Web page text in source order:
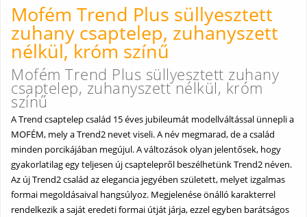
Mofém Trend Plus süllyesztett
zuhany csaptelep, zuhanyszett
nélkül, króm színű
Mofém Trend Plus süllyesztett zuhany
csaptelep, zuhanyszett nélkül, króm
színű
A Trend csaptelep család 15 éves jubileumát modellváltással ünnepli a
MOFÉM, mely a Trend2 nevet viseli. A név megmarad, de a család
minden porcikájában megújul. A változások olyan jelentősek, hogy
gyakorlatilag egy teljesen új csaptelepről beszélhetünk Trend2 néven.
Az új Trend2 család az elegancia jegyében született, melyet izgalmas
formai megoldásaival hangsúlyoz. Megjelenése önálló karakterrel
rendelkezik a saját eredeti formai útját járja, ezzel egyben barátságos